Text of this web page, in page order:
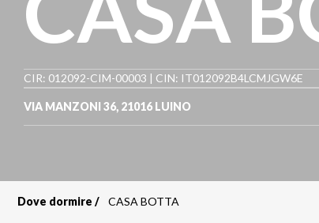
CIR: 012092-CIM-00003 | CIN: IT012092B4LCMJGW6E
VIA MANZONI 36, 21016 LUINO
Dove dormire CASA BOTTA